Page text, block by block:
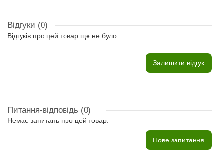
Відгуки (0)
Відгуків про цей товар ще не було.
Залишити відгук
Питання-відповідь (0)
Немає запитань про цей товар.
Нове запитання